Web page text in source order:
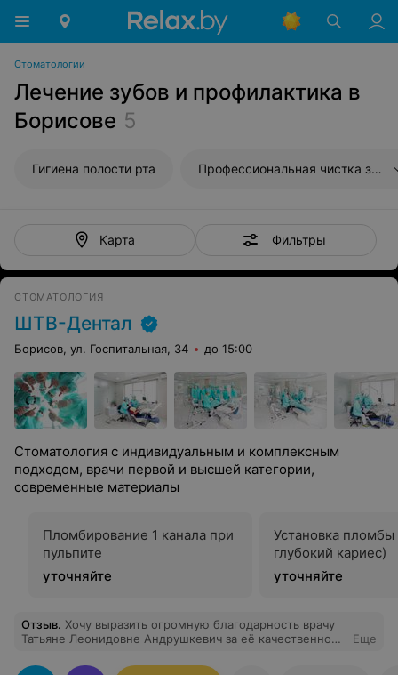
Стоматологии
Лечение зубов и профилактика в
Борисове 5
Гигиена полости рта Профессиональная чистка зубов
Карта Фильтры
СТОМАТОЛОГИЯ
ШТВ-Дентал
Борисов, ул. Госпитальная, 34 до 15:00
Стоматология с индивидуальным и комплексным
подходом, врачи первой и высшей категории,
современные материалы
Пломбирование 1 канала при
пульпите
уточняйте
Установка пломбы
глубокий кариес)
уточняйте
Отзыв. Хочу выразить огромную благодарность врачу
Татьяне Леонидовне Андрушкевич за её качественное
Еще